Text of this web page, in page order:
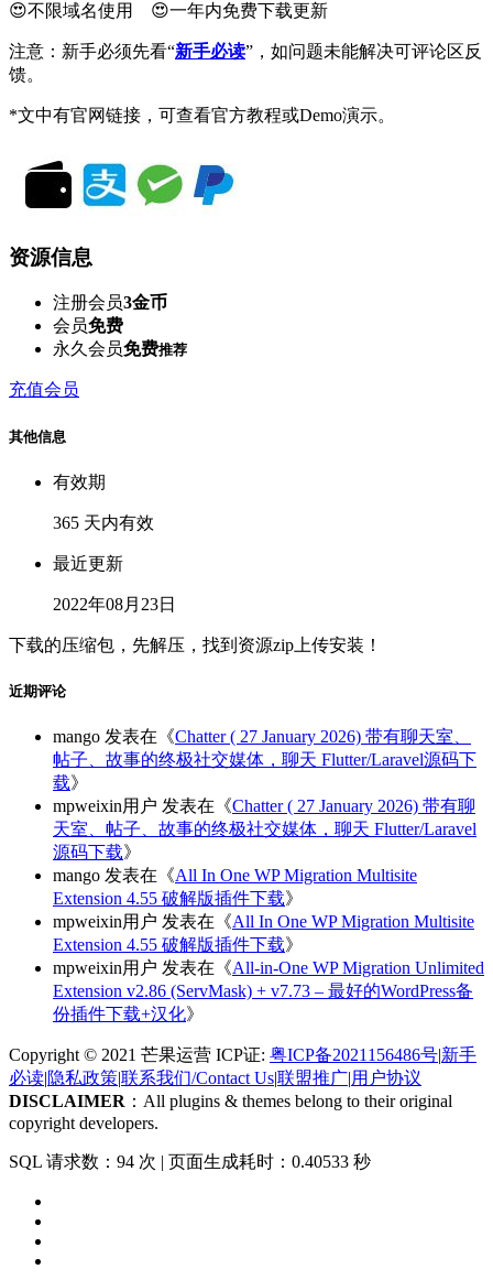
😍不限域名使用 😍一年内免费下载更新
注意：新手必须先看“新手必读”，如问题未能解决可评论区反
馈。
*文中有官网链接，可查看官方教程或Demo演示。
资源信息
注册会员3金币
会员免费
永久会员免费推荐
充值会员
其他信息
有效期
365 天内有效
最近更新
2022年08月23日
下载的压缩包，先解压，找到资源zip上传安装！
近期评论
mango 发表在《Chatter ( 27 January 2026) 带有聊天室、
帖子、故事的终极社交媒体，聊天 Flutter/Laravel源码下
载》
mpweixin用户 发表在《Chatter ( 27 January 2026) 带有聊
天室、帖子、故事的终极社交媒体，聊天 Flutter/Laravel
源码下载》
mango 发表在《All In One WP Migration Multisite
Extension 4.55 破解版插件下载》
mpweixin用户 发表在《All In One WP Migration Multisite
Extension 4.55 破解版插件下载》
mpweixin用户 发表在《All-in-One WP Migration Unlimited
Extension v2.86 (ServMask) + v7.73 – 最好的WordPress备
份插件下载+汉化》
Copyright © 2021 芒果运营 ICP证: 粤ICP备2021156486号|新手
必读|隐私政策|联系我们/Contact Us|联盟推广|用户协议
DISCLAIMER ：All plugins & themes belong to their original
copyright developers.
SQL 请求数：94 次 | 页面生成耗时：0.40533 秒